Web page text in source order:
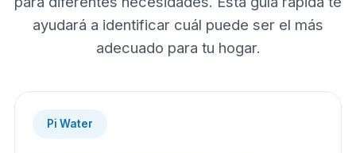
ayudará a identificar cuál puede ser el más
adecuado para tu hogar.
Pi Water